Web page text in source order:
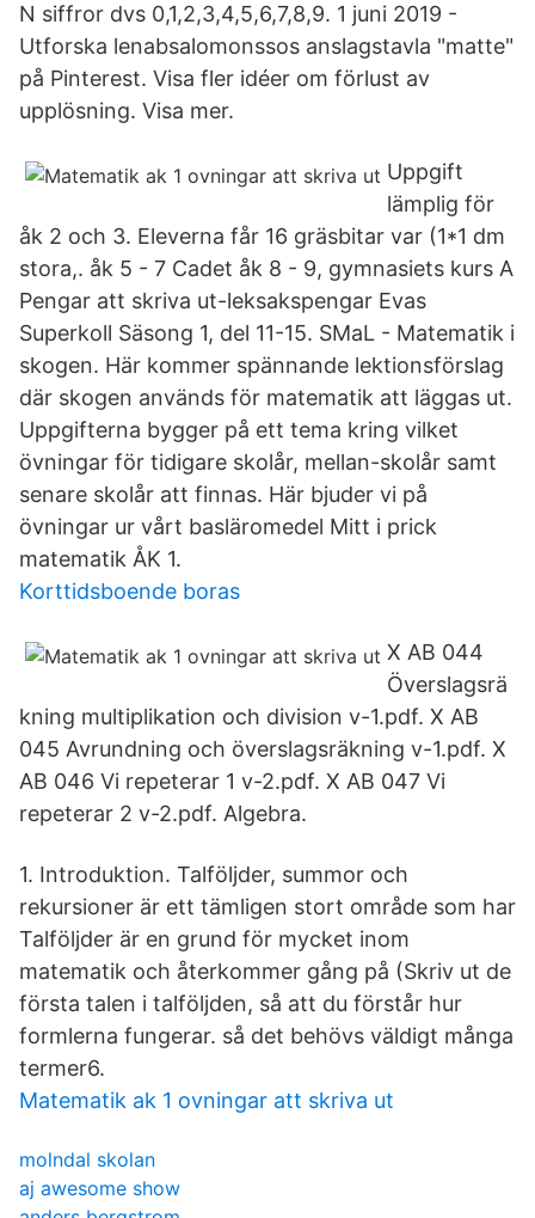
N siffror dvs 0,1,2,3,4,5,6,7,8,9. 1 juni 2019 -
Utforska lenabsalomonssos anslagstavla "matte"
på Pinterest. Visa fler idéer om förlust av
upplösning. Visa mer.
Uppgift
lämplig för
åk 2 och 3. Eleverna får 16 gräsbitar var (1*1 dm
stora,. åk 5 - 7 Cadet åk 8 - 9, gymnasiets kurs A
Pengar att skriva ut-leksakspengar Evas
Superkoll Säsong 1, del 11-15. SMaL - Matematik i
skogen. Här kommer spännande lektionsförslag
där skogen används för matematik att läggas ut.
Uppgifterna bygger på ett tema kring vilket
övningar för tidigare skolår, mellan-skolår samt
senare skolår att finnas. Här bjuder vi på
övningar ur vårt basläromedel Mitt i prick
matematik ÅK 1.
Korttidsboende boras
X AB 044
Överslagsrä
kning multiplikation och division v-1.pdf. X AB
045 Avrundning och överslagsräkning v-1.pdf. X
AB 046 Vi repeterar 1 v-2.pdf. X AB 047 Vi
repeterar 2 v-2.pdf. Algebra.
1. Introduktion. Talföljder, summor och
rekursioner är ett tämligen stort område som har
Talföljder är en grund för mycket inom
matematik och återkommer gång på (Skriv ut de
första talen i talföljden, så att du förstår hur
formlerna fungerar. så det behövs väldigt många
termer6.
Matematik ak 1 ovningar att skriva ut
molndal skolan
aj awesome show